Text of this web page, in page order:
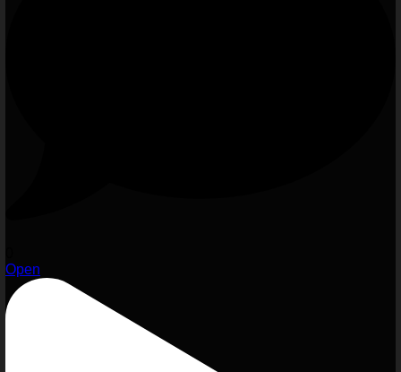
Open